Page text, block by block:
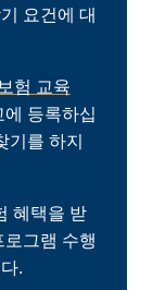
요건에 대
험 교육
등록하십
기를 하지
혜택을 받
그램 수행
.